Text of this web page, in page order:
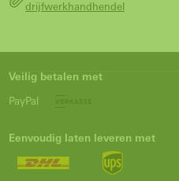
drijfwerkhandhendel
Veilig betalen met
PayPal
Eenvoudig laten leveren met